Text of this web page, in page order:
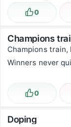
Lustig
0
Champions
Champions train,
Winners never
Lustig
0
Doping